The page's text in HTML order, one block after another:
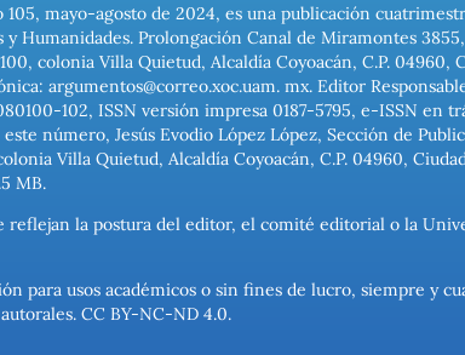
105, mayo-agosto de 2024, es una publicación
Humanidades. Prolongación Canal de Miramontes
colonia Villa Quietud, Alcaldía Coyoacán, C.P.
argumentos@correo.xoc.uam. mx. Editor
102, ISSN versión impresa 0187-5795, e-ISSN
número, Jesús Evodio López López, Sección de
Villa Quietud, Alcaldía Coyoacán, C.P. 04960,
MB.
reflejan la postura del editor, el comité editorial o la
para usos académicos o sin fines de lucro, siempre y
CC BY-NC-ND 4.0.